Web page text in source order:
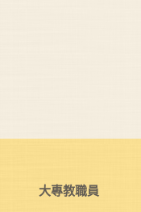
大專教職員